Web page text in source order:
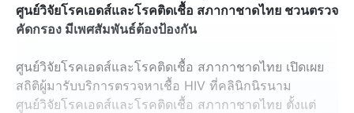
ศูนย์วิจัยโรคเอดส์และโรคติดเชื้อ สภากาชาดไทย ชวนตรวจ
คัดกรอง มีเพศสัมพันธ์ต้องป้องกัน
ศูนย์วิจัยโรคเอดส์และโรคติดเชื้อ สภากาชาดไทย เปิดเผย
สถิติผู้มารับบริการตรวจหาเชื้อ HIV ที่คลินิกนิรนาม
ศูนย์วิจัยโรคเอดส์และโรคติดเชื้อ สภากาชาดไทย ตั้งแต่